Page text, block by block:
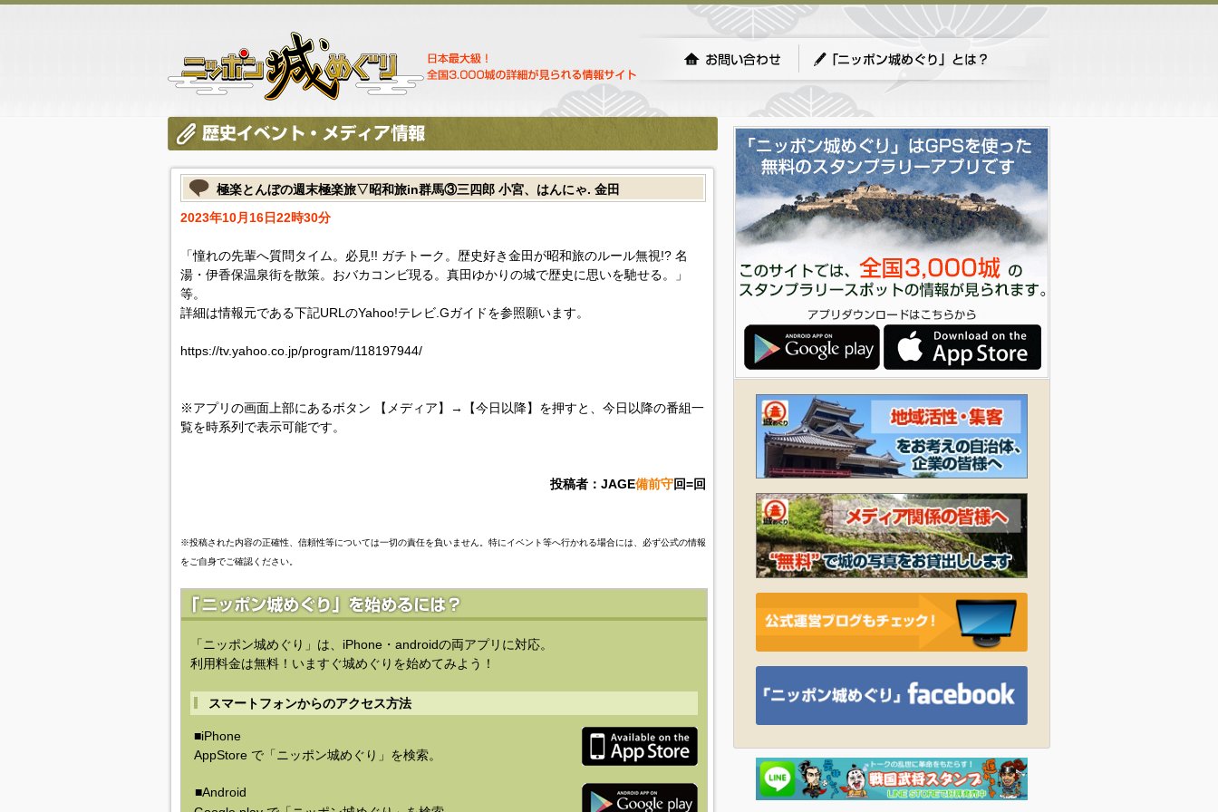
極楽とんぼの週末極楽旅▽昭和旅in群馬③三四郎 小宮、はんにゃ. 金田
2023年10月16日22時30分
「憧れの先輩へ質問タイム。必見!! ガチトーク。歴史好き金田が昭和旅のルール無視!? 名
湯・伊香保温泉街を散策。おバカコンビ現る。真田ゆかりの城で歴史に思いを馳せる。」
等。
詳細は情報元である下記URLのYahoo!テレビ.Gガイドを参照願います。
https://tv.yahoo.co.jp/program/118197944/
※アプリの画面上部にあるボタン 【メディア】→【今日以降】を押すと、今日以降の番組一
覧を時系列で表示可能です。
投稿者：JAGE備前守回=回
※投稿された内容の正確性、信頼性等については一切の責任を負いません。特にイベント等へ行かれる場合には、必ず公式の情報
をご自身でご確認ください。
「ニッポン城めぐり」は、iPhone・androidの両アプリに対応。
利用料金は無料！いますぐ城めぐりを始めてみよう！
スマートフォンからのアクセス方法
■iPhone
AppStore で「ニッポン城めぐり」を検索。
■Android